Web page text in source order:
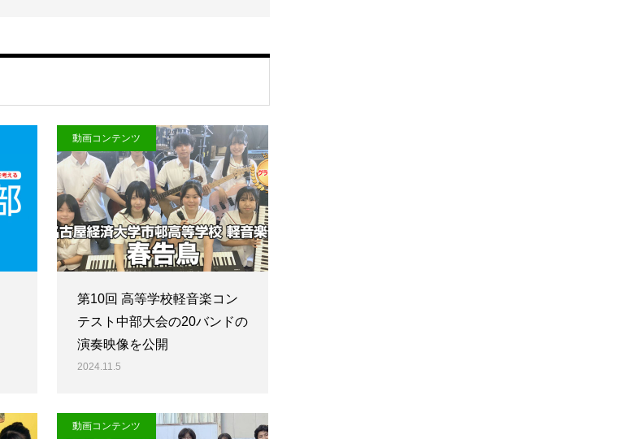
動画コンテンツ
第10回 高等学校軽音楽コン
テスト中部大会の20バンドの
演奏映像を公開
2024.11.5
動画コンテンツ